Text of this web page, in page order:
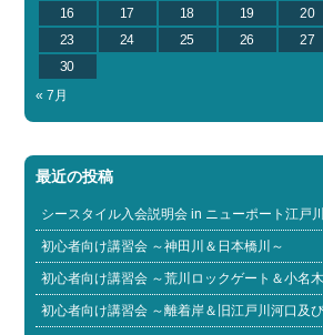
16
17 18 19 20
23
24 25 26 27
30
« 7月
最近の投稿
シースタイル入会説明会 in ニューポート江戸川
初心者向け講習会 ～神田川＆日本橋川～
初心者向け講習会 ～荒川ロックゲート＆小名
初心者向け講習会 ～離着岸＆旧江戸川河口及